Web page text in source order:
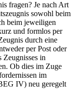
fragen? Je nach Art
sowohl beim
beim jeweiligen
und formlos per
durch eine
per Post oder
in
Ob dies im Zuge
im
IV) neu geregelt